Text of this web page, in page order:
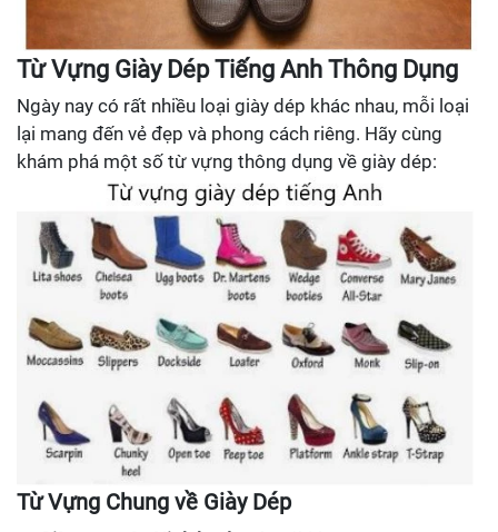
Từ Vựng Giày Dép Tiếng Anh Thông Dụng
Ngày nay có rất nhiều loại giày dép khác nhau, mỗi loại
lại mang đến vẻ đẹp và phong cách riêng. Hãy cùng
khám phá một số từ vựng thông dụng về giày dép:
Từ Vựng Chung về Giày Dép